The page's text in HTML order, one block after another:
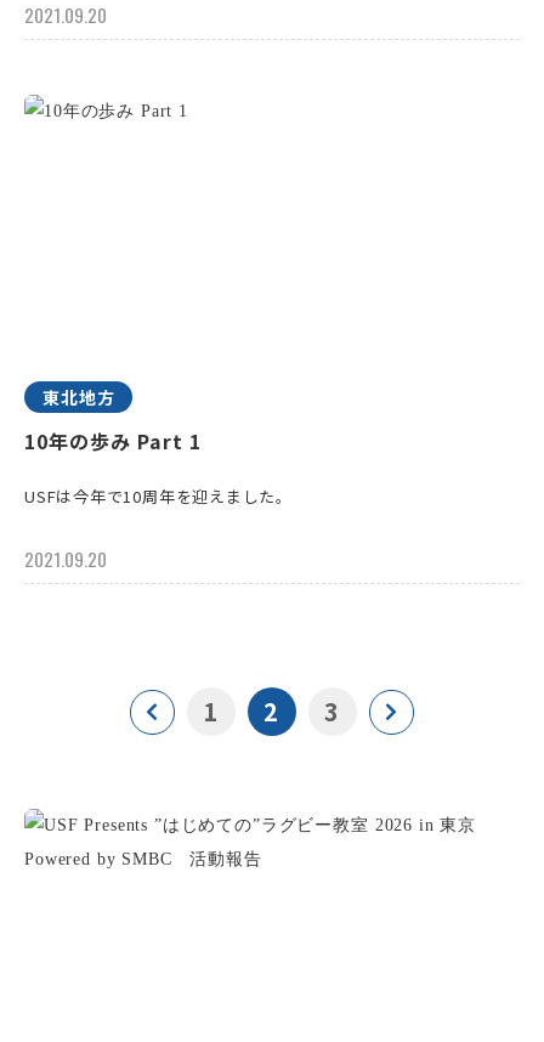
2021.09.20
東北地方
10年の歩み Part 1
USFは今年で10周年を迎えました。
2021.09.20
1 2 3